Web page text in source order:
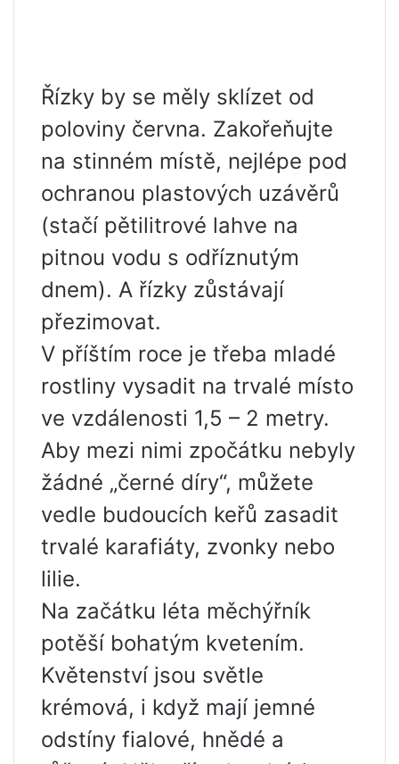
Řízky by se měly sklízet od
poloviny června. Zakořeňujte
na stinném místě, nejlépe pod
ochranou plastových uzávěrů
(stačí pětilitrové lahve na
pitnou vodu s odříznutým
dnem). A řízky zůstávají
přezimovat.
V příštím roce je třeba mladé
rostliny vysadit na trvalé místo
ve vzdálenosti 1,5 – 2 metry.
Aby mezi nimi zpočátku nebyly
žádné „černé díry“, můžete
vedle budoucích keřů zasadit
trvalé karafiáty, zvonky nebo
lilie.
Na začátku léta měchýřník
potěší bohatým kvetením.
Květenství jsou světle
krémová, i když mají jemné
odstíny fialové, hnědé a